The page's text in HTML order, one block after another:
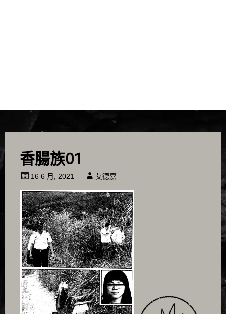
香腸族01
16 6 月, 2021 艾德嘉